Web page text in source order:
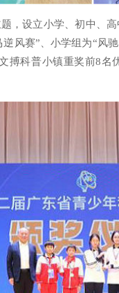
题，设立小学、初中
风赛”、小学组为“风
搏科普小镇重奖前8名